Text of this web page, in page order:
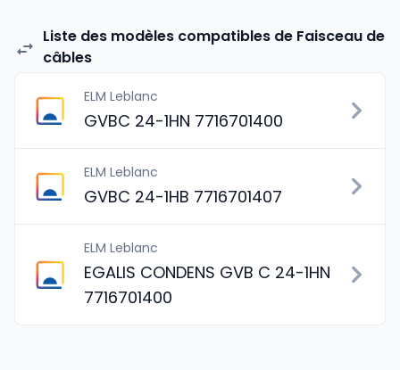
Liste des modèles compatibles de Faisceau de
câbles
ELM Leblanc
GVBC 24-1HN 7716701400
ELM Leblanc
GVBC 24-1HB 7716701407
ELM Leblanc
EGALIS CONDENS GVB C 24-1HN
7716701400